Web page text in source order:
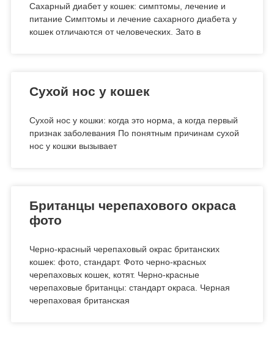
Сахарный диабет у кошек: симптомы, лечение и
питание Симптомы и лечение сахарного диабета у
кошек отличаются от человеческих. Зато в
Сухой нос у кошек
Сухой нос у кошки: когда это норма, а когда первый
признак заболевания По понятным причинам сухой
нос у кошки вызывает
Британцы черепахового окраса
фото
Черно-красный черепаховый окрас британских
кошек: фото, стандарт. Фото черно-красных
черепаховых кошек, котят. Черно-красные
черепаховые британцы: стандарт окраса. Черная
черепаховая британская